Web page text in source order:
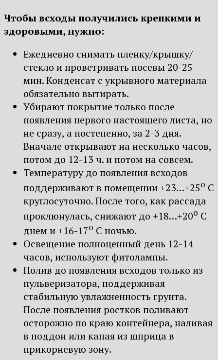
Чтобы всходы получились крепкими и
здоровыми, нужно:
Ежедневно снимать пленку/крышку/
стекло и проветривать посевы 20-25
мин. Конденсат с укрывного материала
обязательно вытирать.
Убирают покрытие только после
появления первого настоящего листа, но
не сразу, а постепенно, за 2-3 дня.
Вначале открывают на несколько часов,
потом до 12-13 ч. и потом на совсем.
Температуру до появления всходов
поддерживают в помещении +23…+25о С
круглосуточно. После того, как рассада
проклюнулась, снижают до +18…+20о С
днем и +16-17о С ночью.
Освещение полноценный день 12-14
часов, используют фитолампы.
Полив до появления всходов только из
пульверизатора, поддерживая
стабильную увлажненность грунта.
После появления ростков поливают
осторожно по краю контейнера, наливая
в поддон или капая из шприца в
прикорневую зону.